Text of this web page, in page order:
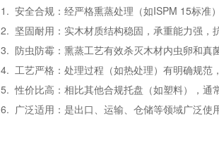
1. 安全合规：经严格熏蒸处理（如ISPM 15标准
2. 坚固耐用：实木材质结构稳固，承重能力强，
3. 防虫防霉：熏蒸工艺有效杀灭木材内虫卵和真
4. 工艺严格：处理过程（如热处理）有明确规范
5. 性价比高：相比其他合规托盘（如塑料），通
6. 广泛适用：是出口、运输、仓储等领域广泛使